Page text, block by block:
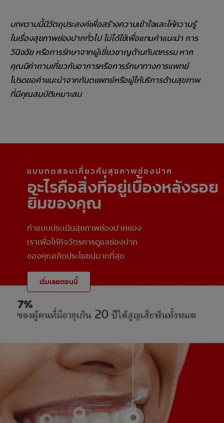
บทความนี้มีวัตถุประสงค์เพื่อสร้างความเข้าใจและให้ความรู้
ในเรื่องสุขภาพช่องปากทั่วไป ไม่ได้ใช้เพื่อแทนคำแนะนำ การ
วินิจฉัย หรือการรักษาจากผู้เชี่ยวชาญด้านทันตกรรม หาก
คุณมีคำถามเกี่ยวกับอาการหรือการรักษาทางการแพทย์
โปรดขอคำแนะนำจากทันตแพทย์หรือผู้ให้บริการด้านสุขภาพ
ที่มีคุณสมบัติเหมาะสม
แบบทดสอบเกี่ยวกับสุขภาพช่องปาก
อะไรคือสิ่งที่อยู่เบื้องหลังรอย
ยิ้มของคุณ
ทำแบบประเมินสุขภาพช่องปากของ
เราเพื่อให้กิจวัตรการดูแลช่องปาก
ของคุณเกิดประโยชน์มากที่สุด
เริ่มเลยตอนนี้